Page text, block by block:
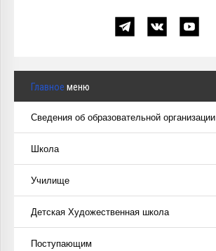
Главное меню
Сведения об образовательной организации
Школа
Училище
Детская Художественная школа
Поступающим